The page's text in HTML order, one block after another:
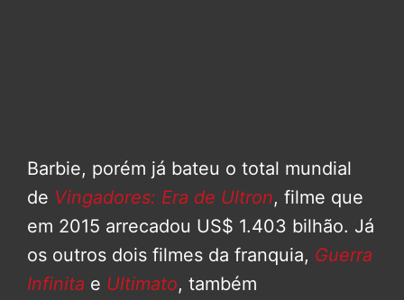
Barbie, porém já bateu o total mundial
de Vingadores: Era de Ultron, filme que
em 2015 arrecadou US$ 1.403 bilhão. Já
os outros dois filmes da franquia, Guerra
Infinita e Ultimato, também